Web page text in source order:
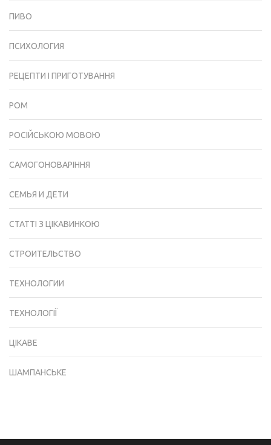
ПИВО
ПСИХОЛОГИЯ
РЕЦЕПТИ І ПРИГОТУВАННЯ
РОМ
РОСІЙСЬКОЮ МОВОЮ
САМОГОНОВАРІННЯ
СЕМЬЯ И ДЕТИ
СТАТТІ З ЦІКАВИНКОЮ
СТРОИТЕЛЬСТВО
ТЕХНОЛОГИИ
ТЕХНОЛОГІЇ
ЦІКАВЕ
ШАМПАНСЬКЕ